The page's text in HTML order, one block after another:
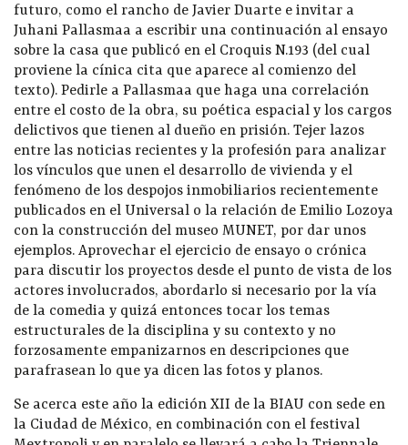
futuro, como el rancho de Javier Duarte e invitar a
Juhani Pallasmaa a escribir una continuación al ensayo
sobre la casa que publicó en el Croquis N.193 (del cual
proviene la cínica cita que aparece al comienzo del
texto). Pedirle a Pallasmaa que haga una correlación
entre el costo de la obra, su poética espacial y los cargos
delictivos que tienen al dueño en prisión. Tejer lazos
entre las noticias recientes y la profesión para analizar
los vínculos que unen el desarrollo de vivienda y el
fenómeno de los despojos inmobiliarios recientemente
publicados en el Universal o la relación de Emilio Lozoya
con la construcción del museo MUNET, por dar unos
ejemplos. Aprovechar el ejercicio de ensayo o crónica
para discutir los proyectos desde el punto de vista de los
actores involucrados, abordarlo si necesario por la vía
de la comedia y quizá entonces tocar los temas
estructurales de la disciplina y su contexto y no
forzosamente empanizarnos en descripciones que
parafrasean lo que ya dicen las fotos y planos.
Se acerca este año la edición XII de la BIAU con sede en
la Ciudad de México, en combinación con el festival